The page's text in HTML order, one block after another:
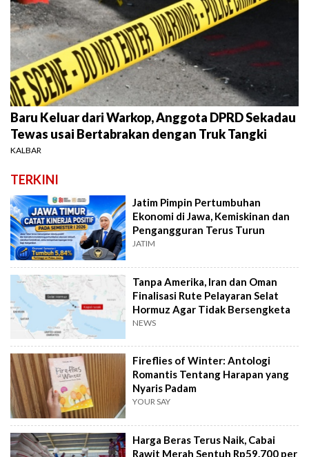
Baru Keluar dari Warkop, Anggota DPRD Sekadau
Tewas usai Bertabrakan dengan Truk Tangki
KALBAR
TERKINI
Jatim Pimpin Pertumbuhan
Ekonomi di Jawa, Kemiskinan dan
Pengangguran Terus Turun
JATIM
Tanpa Amerika, Iran dan Oman
Finalisasi Rute Pelayaran Selat
Hormuz Agar Tidak Bersengketa
NEWS
Fireflies of Winter: Antologi
Romantis Tentang Harapan yang
Nyaris Padam
YOUR SAY
Harga Beras Terus Naik, Cabai
Rawit Merah Sentuh Rp59.700 per